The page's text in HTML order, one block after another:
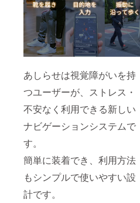
あしらせは視覚障がいを持
つユーザーが、ストレス・
不安なく利用できる新しい
ナビゲーションシステムで
す。
簡単に装着でき、利用方法
もシンプルで使いやすい設
計です。